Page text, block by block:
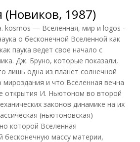
(Новиков, 1987)
— Вселенная, мир и logos -
о бесконечной Вселенной как
паука ведет свое начало с
Дж. Бруно, которые показали,
лишь одна из планет солнечной
мироздания и что Вселенная вечна
открытия И. Ньютоном во второй
законов динамике на их
(ньютоновская)
которой Вселенная
бесконечную массу материи,